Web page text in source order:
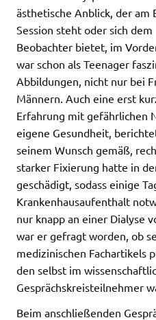
ästhetische Anblick, der am
Session steht oder sich dem
Beobachter bietet, im
war schon als Teenager
Abbildungen, nicht nur bei
Männern. Auch eine erst
Erfahrung mit gefährlichen
eigene Gesundheit,
seinem Wunsch gemäß,
starker Fixierung hatte in
geschädigt, sodass einige
Krankenhausaufenthalt
nur knapp an einer Dialyse
war er gefragt worden, ob
medizinischen Fachartikels
den selbst im
Gesprächskreisteilnehmer
Beim anschließenden